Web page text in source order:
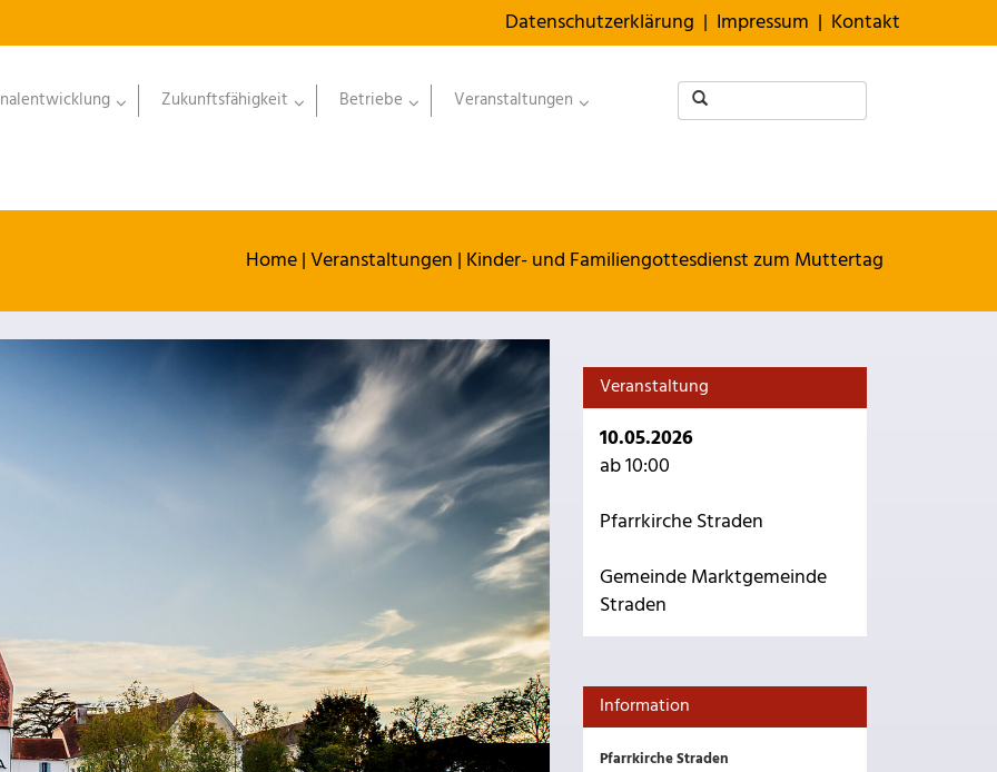
Datenschutzerklärung | Impressum | Kontakt
Zukunftsfähigkeit Betriebe Veranstaltungen
Home|Veranstaltungen | Kinder- und Familiengottesdienst zum Muttertag
Veranstaltung
10.05.2026
ab 10:00
Pfarrkirche Straden
Gemeinde Marktgemeinde
Straden
Information
Pfarrkirche Straden